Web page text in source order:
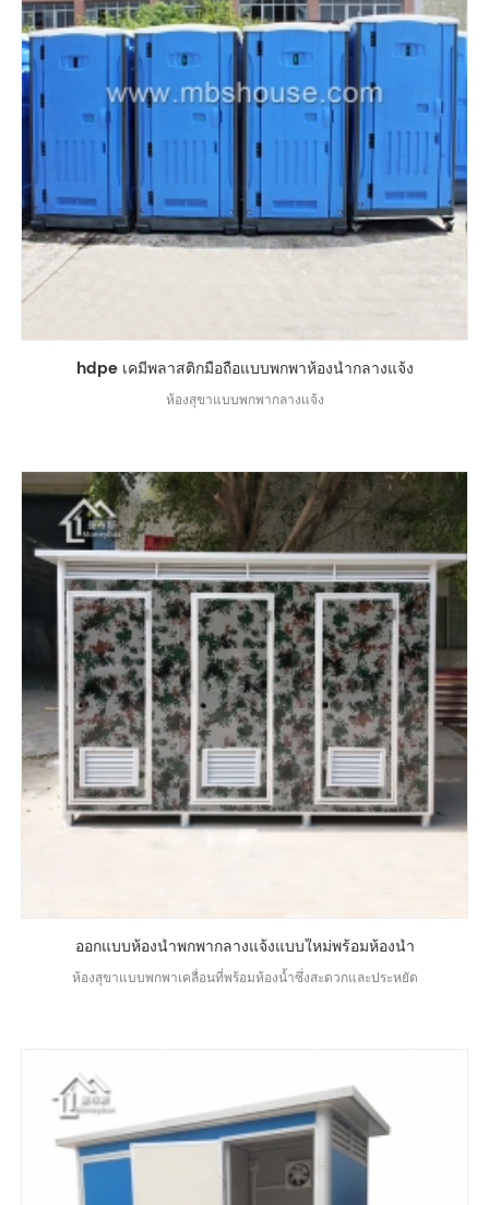
hdpe เคมีพลาสติกมือถือแบบพกพาห้องน้ำกลางแจ้ง
ห้องสุขาแบบพกพากลางแจ้ง
ออกแบบห้องน้ำพกพากลางแจ้งแบบใหม่พร้อมห้องน้ำ
ห้องสุขาแบบพกพาเคลื่อนที่พร้อมห้องน้ำซึ่งสะดวกและประหยัด